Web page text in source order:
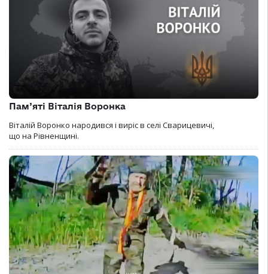
Пам’яті Віталія Воронка
Віталій Воронко народився і виріс в селі Сварицевичі,
що на Рівненщині.